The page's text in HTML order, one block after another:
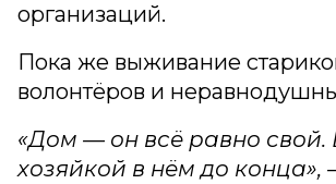
организаций.
Пока же выживание
волонтёров и
«Дом — он всё равно свой.
хозяйкой в нём до конца»,